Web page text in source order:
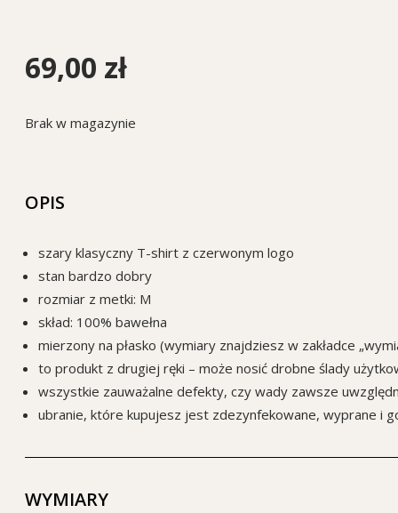
69,00 zł
Brak w magazynie
OPIS
szary klasyczny T-shirt z czerwonym logo
stan bardzo dobry
rozmiar z metki: M
skład: 100% bawełna
mierzony na płasko (wymiary znajdziesz w zakładce
to produkt z drugiej ręki – może nosić drobne ślady
wszystkie zauważalne defekty, czy wady zawsze
ubranie, które kupujesz jest zdezynfekowane, wyprane i
WYMIARY